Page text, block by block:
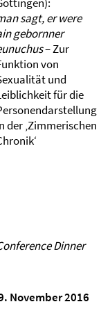
sagt, er were
gebornner
– Zur
von
und
für die
der ‚Zimmerischen
Dinner
November 2016